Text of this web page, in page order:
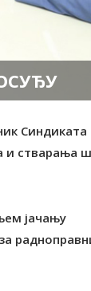
Синдиката
и стварања
јачању